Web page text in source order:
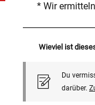
* Wir
Wieviel ist
Du
darüber.